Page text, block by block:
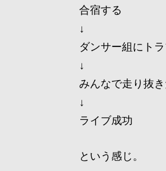
合宿する
↓
ダンサー組にト
↓
みんなで走り抜
↓
ライブ成功
という感じ。